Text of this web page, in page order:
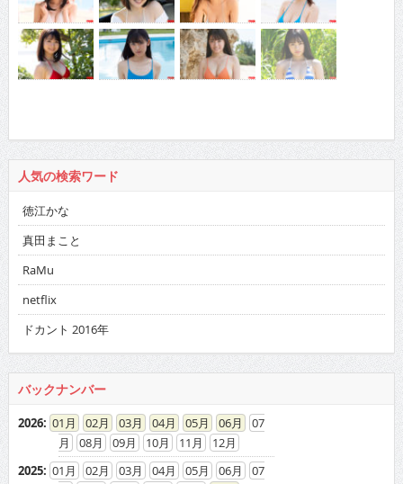
人気の検索ワード
徳江かな
真田まこと
RaMu
netflix
ドカント 2016年
バックナンバー
2026: 01 02 03 04 05 06
07
08
09 10 11
12
2025: 01 02 03 04 05 06
07